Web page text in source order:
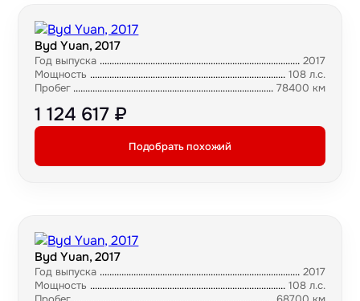
Byd Yuan, 2017
Год выпуска
2017
Мощность
108 л.с.
Пробег
78400 км
1 124 617 ₽
Подобрать похожий
Byd Yuan, 2017
Год выпуска
2017
Мощность
108 л.с.